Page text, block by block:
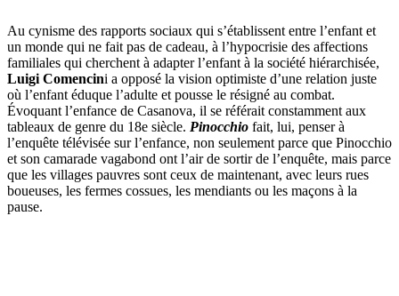
Au cynisme des rapports sociaux qui s’établissent entre l’enfant et
un monde qui ne fait pas de cadeau, à l’hypocrisie des affections
familiales qui cherchent à adapter l’enfant à la société hiérarchisée,
Luigi Comencini a opposé la vision optimiste d’une relation juste
où l’enfant éduque l’adulte et pousse le résigné au combat.
Évoquant l’enfance de Casanova, il se référait constamment aux
tableaux de genre du 18e siècle. Pinocchio fait, lui, penser à
l’enquête télévisée sur l’enfance, non seulement parce que Pinocchio
et son camarade vagabond ont l’air de sortir de l’enquête, mais parce
que les villages pauvres sont ceux de maintenant, avec leurs rues
boueuses, les fermes cossues, les mendiants ou les maçons à la
pause.